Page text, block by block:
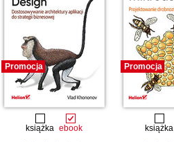
Promocja
książka ebook
Promocja
książka